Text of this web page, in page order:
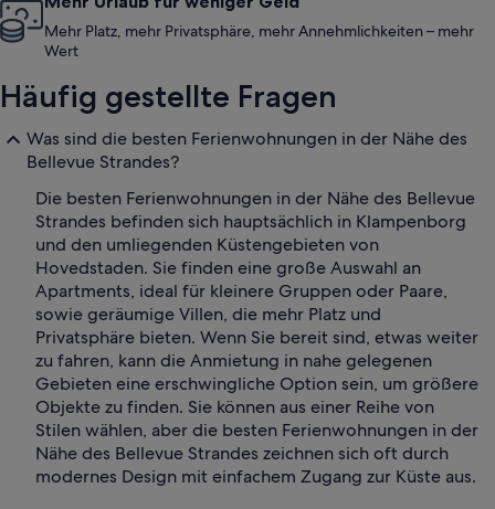
Mehr Platz, mehr Privatsphäre, mehr Annehmlichkeiten – mehr
Wert
Häufig gestellte Fragen
Was sind die besten Ferienwohnungen in der Nähe des
Bellevue Strandes?
Die besten Ferienwohnungen in der Nähe des Bellevue
Strandes befinden sich hauptsächlich in Klampenborg
und den umliegenden Küstengebieten von
Hovedstaden. Sie finden eine große Auswahl an
Apartments, ideal für kleinere Gruppen oder Paare,
sowie geräumige Villen, die mehr Platz und
Privatsphäre bieten. Wenn Sie bereit sind, etwas weiter
zu fahren, kann die Anmietung in nahe gelegenen
Gebieten eine erschwingliche Option sein, um größere
Objekte zu finden. Sie können aus einer Reihe von
Stilen wählen, aber die besten Ferienwohnungen in der
Nähe des Bellevue Strandes zeichnen sich oft durch
modernes Design mit einfachem Zugang zur Küste aus.